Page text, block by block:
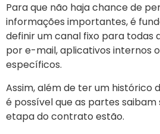
Para que não haja chance de
informações importantes, é
definir um canal fixo para todas
por e-mail, aplicativos internos
específicos.
Assim, além de ter um histórico
é possível que as partes
etapa do contrato estão.